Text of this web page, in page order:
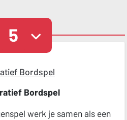
5
Bordspel
Bordspel
werk je samen als een